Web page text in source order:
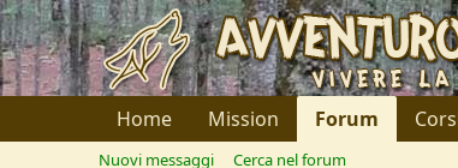
Home Mission Forum
Nuovi messaggi Cerca nel forum